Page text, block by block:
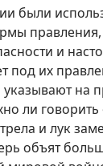
были
и
под их
на
ли
и лук
объят